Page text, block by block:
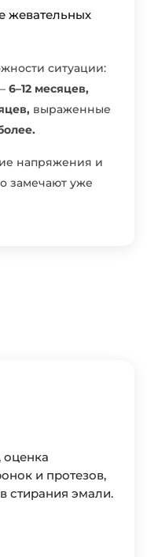
жевательных
ситуации:
6–12 месяцев,
выраженные
напряжения и
замечают уже
оценка
и протезов,
стирания эмали.